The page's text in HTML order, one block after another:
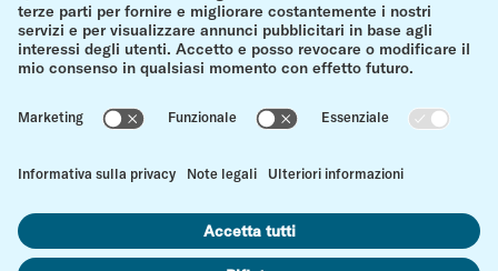
Più forti insieme.
Per una vita con e dopo il cancro infantile.